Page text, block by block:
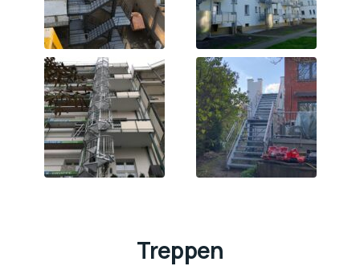
Treppen